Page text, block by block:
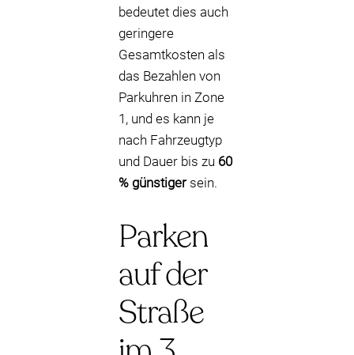
bedeutet dies auch
geringere
Gesamtkosten als
das Bezahlen von
Parkuhren in Zone
1, und es kann je
nach Fahrzeugtyp
und Dauer bis zu 60
% günstigersein.
Parken
auf der
Straße